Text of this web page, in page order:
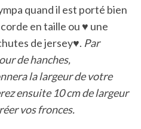
quand il est porté bien
en taille ou ♥ une
de jersey♥. Par
de hanches,
la largeur de votre
ensuite 10 cm de largeur
vos fronces.